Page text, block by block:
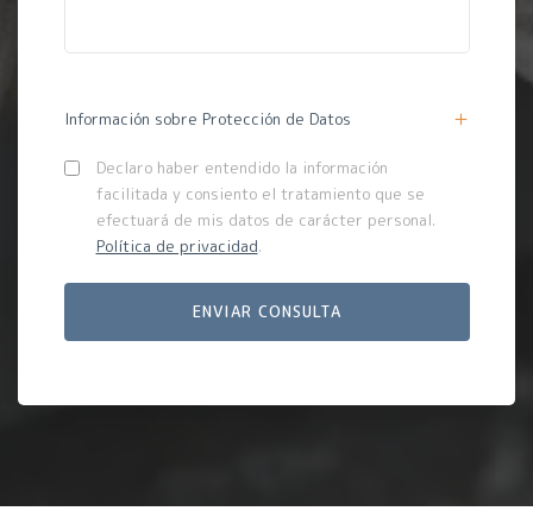
Información sobre Protección de Datos
Declaro haber entendido la información
facilitada y consiento el tratamiento que se
efectuará de mis datos de carácter personal.
Política de privacidad.